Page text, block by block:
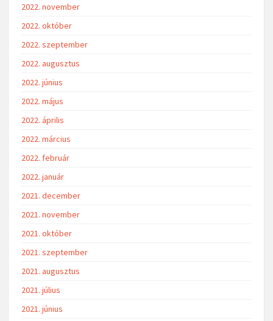
2022. november
2022. október
2022. szeptember
2022. augusztus
2022. június
2022. május
2022. április
2022. március
2022. február
2022. január
2021. december
2021. november
2021. október
2021. szeptember
2021. augusztus
2021. július
2021. június